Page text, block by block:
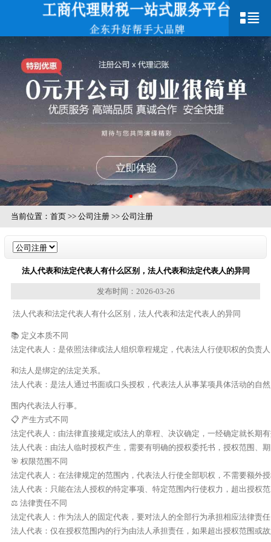
当前位置： 首页>> 公司注册>> 公司注册
法人代表和法定代表人有什么区别，法人代表和法定代表人的异同
发布时间：2026-03-26
法人代表和法定代表人有什么区别，法人代表和法定代表人的异同
📚 定义本质不同
法定代表人：是依照法律或法人组织章程规定，代表法人行使职权的负责
和法人是绑定的法定关系。
法人代表：是法人通过书面或口头授权，代表法人从事某项具体活动的自
围内代表法人行事。
📋 产生方式不同
法定代表人：由法律直接规定或法人的章程、决议确定，一经确定就长期
法人代表：由法人临时授权产生，需要有明确的授权委托书，授权范围、
🎯 权限范围不同
法定代表人：在法律规定的范围内，代表法人行使全部职权，不需要额外
法人代表：只能在法人授权的特定事项、特定范围内行使权力，超出授权
⚖️ 法律责任不同
法定代表人：作为法人的固定代表，要对法人的全部行为承担相应法律责
法人代表：仅在授权范围内的行为由法人承担责任，如果超出授权范围或